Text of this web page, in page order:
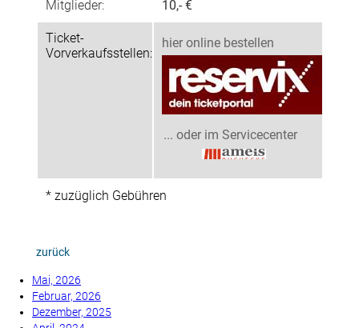
Mitglieder: 10,- €
Ticket-
Vorverkaufsstellen:
hier online bestellen
... oder im Servicecenter
* zuzüglich Gebühren
zurück
Mai, 2026
Februar, 2026
Dezember, 2025